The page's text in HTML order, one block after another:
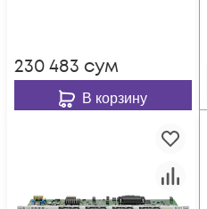
230 483 сум
В корзину